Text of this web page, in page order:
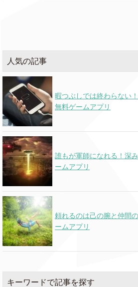
人気の記事
暇つぶしでは終わらない
無料ゲームアプリ
誰もが軍師になれる！深
ームアプリ
頼れるのは己の腕と仲間
ームアプリ
キーワードで記事を探す